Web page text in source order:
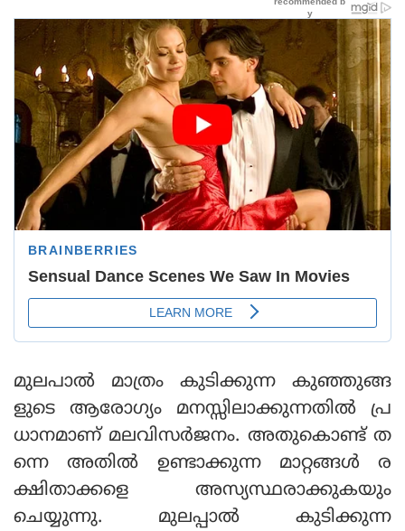
മുലപാല്‍ മാത്രം കുടിക്കുന്ന കുഞ്ഞുങ്ങ
ളുടെ ആരോഗ്യം മനസ്സിലാക്കുന്നതില്‍ പ്ര
ധാനമാണ് മലവിസര്‍ജനം. അതുകൊണ്ട് ത
ന്നെ അതില്‍ ഉണ്ടാക്കുന്ന മാറ്റങ്ങള്‍ ര
ക്ഷിതാക്കളെ അസ്യസ്ഥരാക്കുകയും
ചെയ്യുന്നു. മുലപ്പാല്‍ കുടിക്കുന്ന